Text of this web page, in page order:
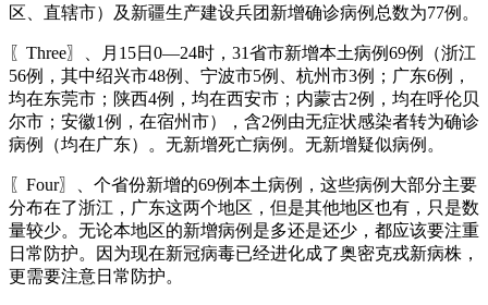
区、直辖市）及新疆生产建设兵团新增确诊病例总数为77例。
〖Three〗、月15日0—24时，31省市新增本土病例69例（浙江
56例，其中绍兴市48例、宁波市5例、杭州市3例；广东6例，
均在东莞市；陕西4例，均在西安市；内蒙古2例，均在呼伦贝
尔市；安徽1例，在宿州市），含2例由无症状感染者转为确诊
病例（均在广东）。无新增死亡病例。无新增疑似病例。
〖Four〗、个省份新增的69例本土病例，这些病例大部分主要
分布在了浙江，广东这两个地区，但是其他地区也有，只是数
量较少。无论本地区的新增病例是多还是还少，都应该要注重
日常防护。因为现在新冠病毒已经进化成了奥密克戎新病株，
更需要注意日常防护。